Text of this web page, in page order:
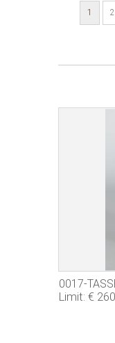
1 2
0017-
Limit: € 260